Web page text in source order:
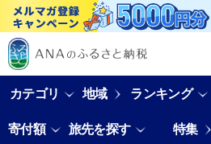
カテゴリ 地域 ランキング
寄付額 旅先を探す 特集